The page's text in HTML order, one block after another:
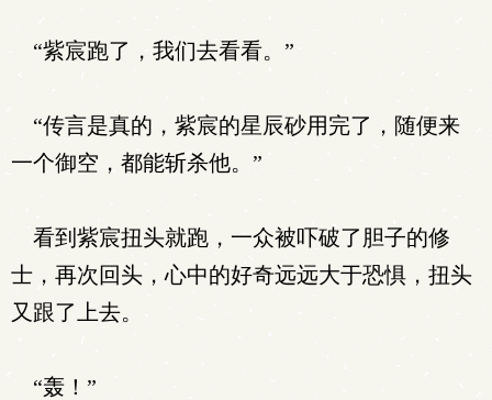
“紫宸跑了，我们去看看。”
“传言是真的，紫宸的星辰砂用完了，随便来
一个御空，都能斩杀他。”
看到紫宸扭头就跑，一众被吓破了胆子的修
士，再次回头，心中的好奇远远大于恐惧，扭头
又跟了上去。
“轰！”